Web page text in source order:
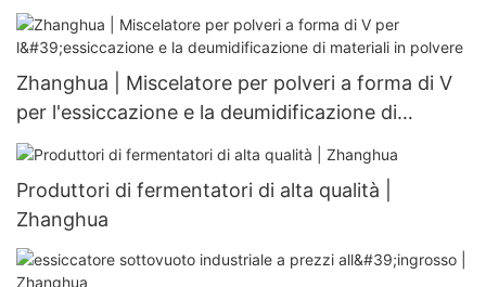
scambiatori di calore personalizzabili
Zhanghua | Miscelatore per polveri a forma di V
per l'essiccazione e la deumidificazione di
materiali in polvere
Produttori di fermentatori di alta qualità |
Zhanghua